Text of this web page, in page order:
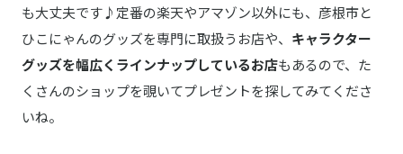
も大丈夫です♪定番の楽天やアマゾン以外にも、彦根市と
ひこにゃんのグッズを専門に取扱うお店や、 キャラクター
グッズを幅広くラインナップしているお店もあるので、た
くさんのショップを覗いてプレゼントを探してみてくださ
いね。